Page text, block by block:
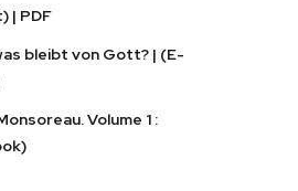
| PDF
bleibt von Gott? | (E-
Volume 1 :